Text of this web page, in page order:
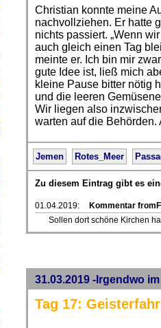
Christian konnte meine
nachvollziehen. Er hatte
nichts passiert. „Wenn
auch gleich einen Tag
meinte er. Ich bin mir
gute Idee ist, ließ mich
kleine Pause bitter nötig
und die leeren
Wir liegen also
warten auf die
Jemen Rotes_Meer
Zu diesem Eintrag gibt es
01.04.2019:
Kommentar
Sollen dort schöne Kirchen
31.03.2019 -Irgendwo
Tag 17: